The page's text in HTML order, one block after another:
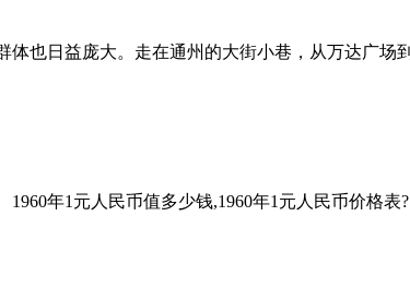
也日益庞大。走在通州的大街小巷，从万达广
年1元人民币值多少钱,1960年1元人民币价格表?